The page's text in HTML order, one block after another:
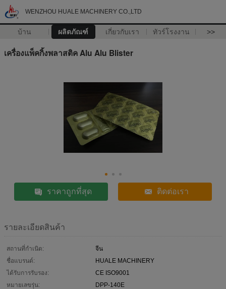
WENZHOU HUALE MACHINERY CO.,LTD
บ้าน ผลิตภัณฑ์ เกี่ยวกับเรา ทัวร์โรงงาน >>
เครื่องแพ็คกิ้งพลาสติค Alu Alu Blister
ราคาถูกที่สุด ติดต่อเรา
รายละเอียดสินค้า
สถานที่กำเนิด:
จีน
ชื่อแบรนด์:
HUALE MACHINERY
ได้รับการรับรอง:
CE ISO9001
หมายเลขรุ่น:
DPP-140E